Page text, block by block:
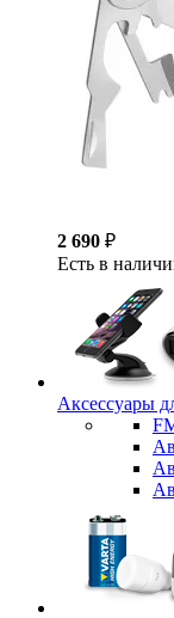
2 690 ₽
Есть в
Аксессуары